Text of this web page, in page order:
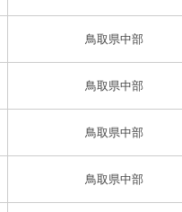
鳥取県中部
鳥取県中部
鳥取県中部
鳥取県中部